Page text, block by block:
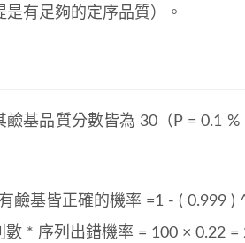
有足夠的定序品質）。
基品質分數皆為 30（P = 0.1
鹼基皆正確的機率 =1 - ( 0.999 )
* 序列出錯機率 = 100 × 0.22 =